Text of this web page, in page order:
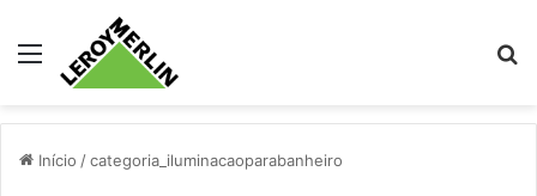
Menu
Início /categoria_iluminacaoparabanheiro